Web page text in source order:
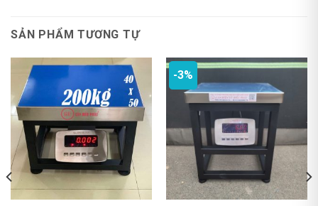
SẢN PHẨM TƯƠNG TỰ
-3%